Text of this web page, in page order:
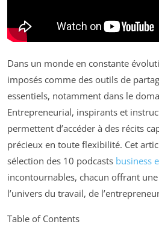
Dans un monde en constante
imposés comme des outils de
essentiels, notamment dans le
Entrepreneurial, inspirants et
permettent d’accéder à des récits
précieux en toute flexibilité. Cet
sélection des 10 podcasts business
incontournables, chacun offrant
l’univers du travail, de
Table of Contents